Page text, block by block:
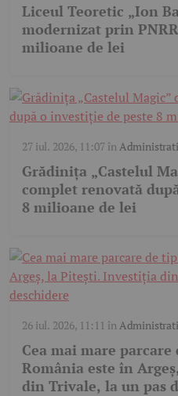
Liceul Teoretic „Ion
modernizat prin
milioane de lei
27 iul. 2026, 11:07în
Grădinița „Castelul
complet renovată
8 milioane de lei
26 iul. 2026, 11:11 în
Cea mai mare
România este în
din Trivale, la un pas